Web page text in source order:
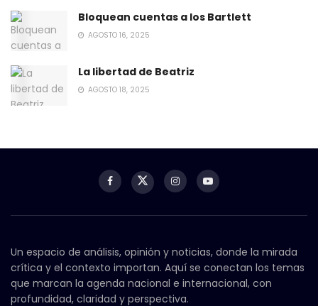
Bloquean cuentas a los Bartlett
AGOSTO 16, 2025
La libertad de Beatriz
AGOSTO 18, 2025
Un espacio de análisis, opinión y noticias, donde la mirada
crítica y el contexto importan. Aquí se conectan los temas
que marcan la agenda nacional e internacional, con
profundidad, claridad y perspectiva.